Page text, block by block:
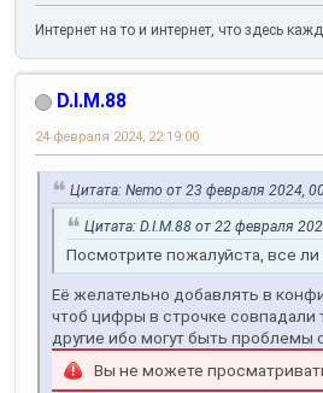
Интернет на то и интернет, что здесь
D.I.M.88
24 февраля 2024, 22:19:00
Цитата: Nemo от 23 февраля 2024,
Цитата: D.I.M.88 от 22 февраля
Посмотрите пожалуйста, все ли
Её желательно добавлять в
чтоб цифры в строчке совпадали
другие ибо могут быть проблемы
Вы не можете